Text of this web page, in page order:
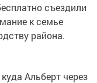
съездили
к семье
района.
Альберт через